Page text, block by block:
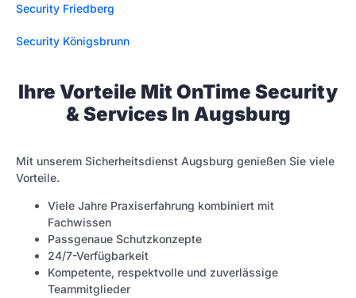
Security Friedberg
Security Königsbrunn
Ihre Vorteile Mit OnTime Security
& Services In Augsburg
Mit unserem Sicherheitsdienst Augsburg genießen Sie viele
Vorteile.
Viele Jahre Praxiserfahrung kombiniert mit
Fachwissen
Passgenaue Schutzkonzepte
24/7-Verfügbarkeit
Kompetente, respektvolle und zuverlässige
Teammitglieder